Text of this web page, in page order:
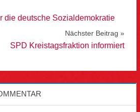
die deutsche Sozialdemokratie
Nächster Beitrag
SPD Kreistagsfraktion informiert